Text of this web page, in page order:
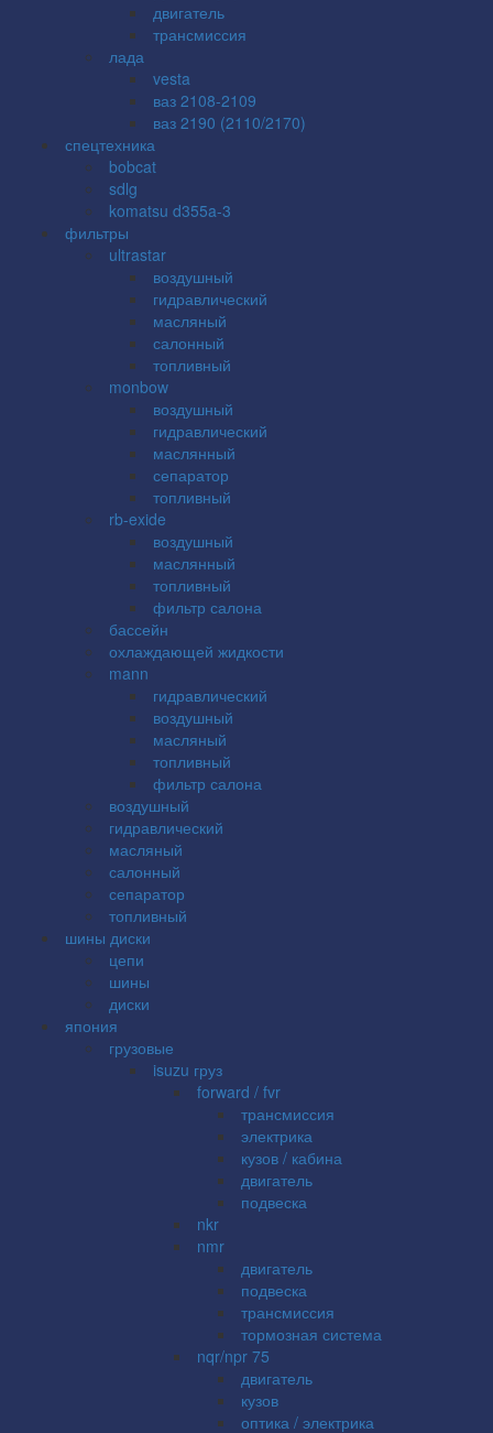
двигатель
трансмиссия
лада
vesta
ваз 2108-2109
ваз 2190 (2110/2170)
спецтехника
bobcat
sdlg
komatsu d355a-3
фильтры
ultrastar
воздушный
гидравлический
масляный
салонный
топливный
monbow
воздушный
гидравлический
маслянный
сепаратор
топливный
rb-exide
воздушный
маслянный
топливный
фильтр салона
бассейн
охлаждающей жидкости
mann
гидравлический
воздушный
масляный
топливный
фильтр салона
воздушный
гидравлический
масляный
салонный
сепаратор
топливный
шины диски
цепи
шины
диски
япония
грузовые
isuzu груз
forward / fvr
трансмиссия
электрика
кузов / кабина
двигатель
подвеска
nkr
nmr
двигатель
подвеска
трансмиссия
тормозная система
nqr/npr 75
двигатель
кузов
оптика / электрика